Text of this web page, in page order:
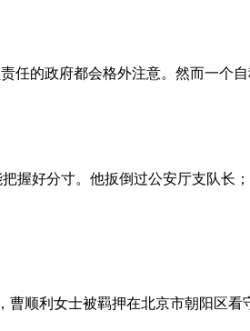
任的政府都会格外注意。然而一个
握好分寸。他扳倒过公安厅支队
顺利女士被羁押在北京市朝阳区